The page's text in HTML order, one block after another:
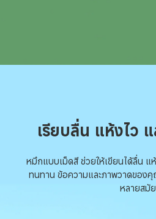
เรียบลื่น แห้งไว
หมึกแบบเม็ดสี ช่วยให้เขียนได้ลื่น แ
ทนทาน ข้อความและภาพวาดของ
หลายสมัย